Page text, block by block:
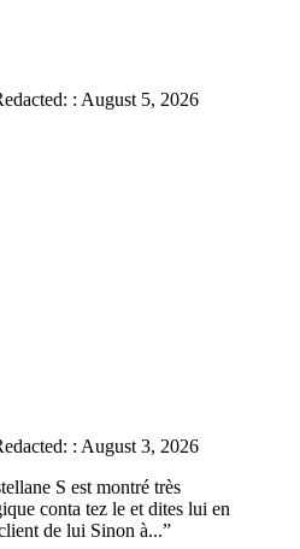
: August 5, 2026
: August 3, 2026
S est montré très
conta tez le et dites lui en
de lui Sinon à...”